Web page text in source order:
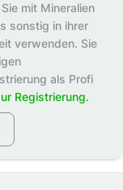
mit Mineralien
sonstig in ihrer
verwenden. Sie
als Profi
Registrierung.